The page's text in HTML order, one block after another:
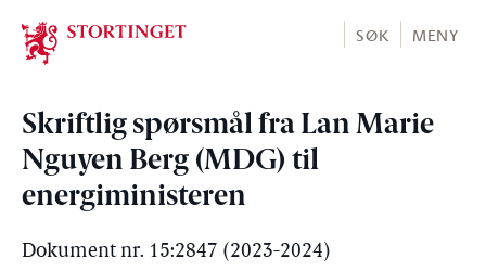
Stortinget.no
SØK MENY
Skriftlig spørsmål fra Lan Marie
Nguyen Berg (MDG) til
energiministeren
Dokument nr. 15:2847 (2023-2024)